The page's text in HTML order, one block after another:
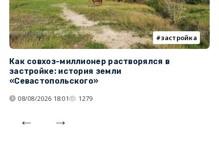
застройка
Как совхоз-миллионер растворялся в
застройке: история земли
«Севастопольского»
08/08/2026 18:01 1279